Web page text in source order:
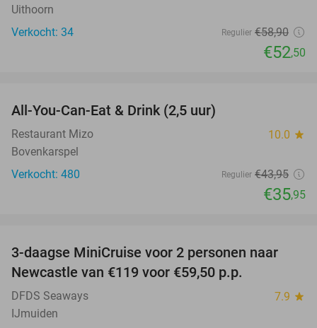
Uithoorn
Verkocht: 34
Regulier €58,90
€52,50
All-You-Can-Eat & Drink (2,5 uur)
Restaurant Mizo 10.0 star
Bovenkarspel
Verkocht: 480
Regulier €43,95
€35,95
50%
3-daagse MiniCruise voor 2 personen naar
Newcastle van €119 voor €59,50 p.p.
DFDS Seaways 7.9 star
IJmuiden